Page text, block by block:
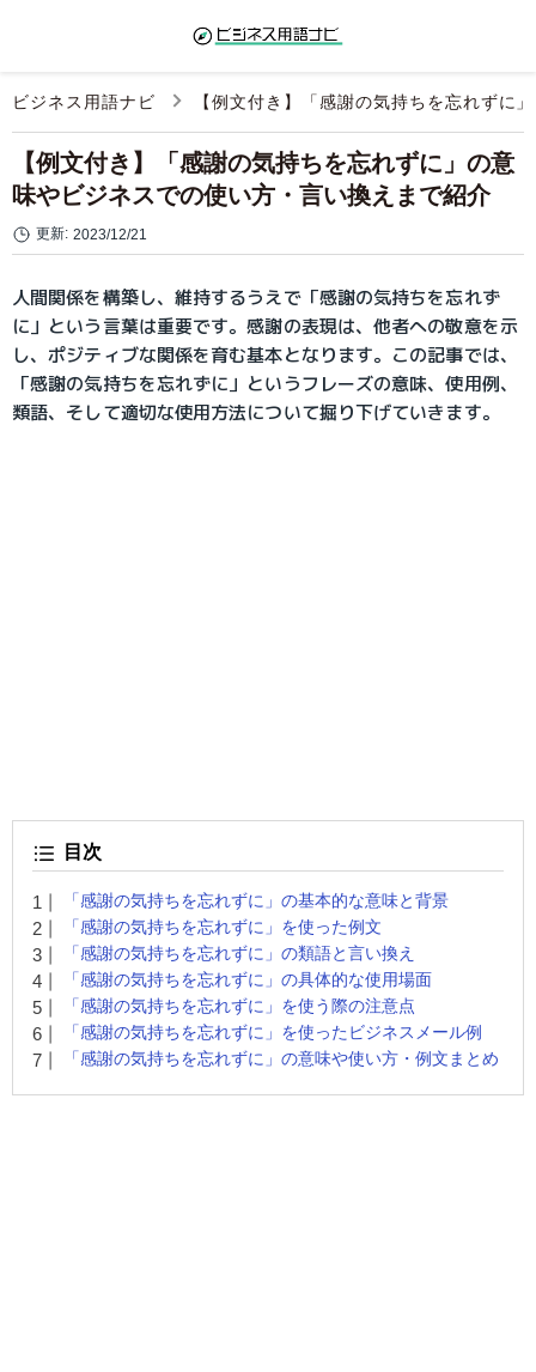
ビジネス用語ナビ 【例文付き】「感謝の気持ちを忘れずに
【例文付き】「感謝の気持ちを忘れずに」の意
味やビジネスでの使い方・言い換えまで紹介
更新: 2023/12/21
人間関係を構築し、維持するうえで「感謝の気持ちを忘れず
に」という言葉は重要です。感謝の表現は、他者への敬意を示
し、ポジティブな関係を育む基本となります。この記事では、
「感謝の気持ちを忘れずに」というフレーズの意味、使用例、
類語、そして適切な使用方法について掘り下げていきます。
目次
「感謝の気持ちを忘れずに」の基本的な意味と背景
「感謝の気持ちを忘れずに」を使った例文
「感謝の気持ちを忘れずに」の類語と言い換え
「感謝の気持ちを忘れずに」の具体的な使用場面
「感謝の気持ちを忘れずに」を使う際の注意点
「感謝の気持ちを忘れずに」を使ったビジネスメール例
「感謝の気持ちを忘れずに」の意味や使い方・例文まとめ